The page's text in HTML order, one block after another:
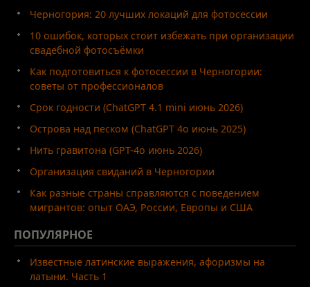
Черногория: 20 лучших локаций для фотосессии
10 ошибок, которых стоит избежать при организации
свадебной фотосъёмки
Как подготовиться к фотосессии в Черногории:
советы от профессионалов
Срок годности (ChatGPT 4.1 mini июнь 2026)
Острова над песком (ChatGPT 4o июнь 2025)
Нить гравитона (GPT-4o июнь 2026)
Организация свиданий в Черногории
Как разные страны справляются с поведением
мигрантов: опыт ОАЭ, России, Европы и США
ПОПУЛЯРНОЕ
Известные латинские выражения, афоризмы на
латыни. Часть 1